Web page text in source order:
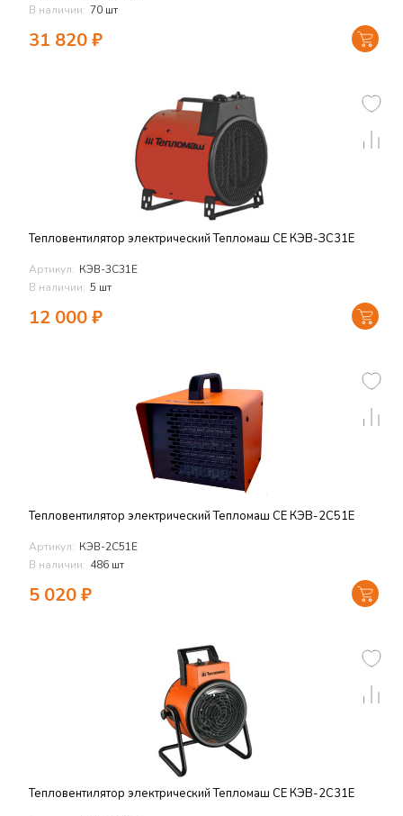
В наличии: 70 шт
31 820₽
Тепловентилятор электрический Тепломаш СЕ КЭВ-ЗС31Е
Артикул: КЭВ-3С31Е
В наличии: 5 шт
12 000₽
Тепловентилятор электрический Тепломаш СЕ КЭВ-2С51Е
Артикул: КЭВ-2С51Е
В наличии: 486 шт
5 020₽
Тепловентилятор электрический Тепломаш СЕ КЭВ-2С31Е